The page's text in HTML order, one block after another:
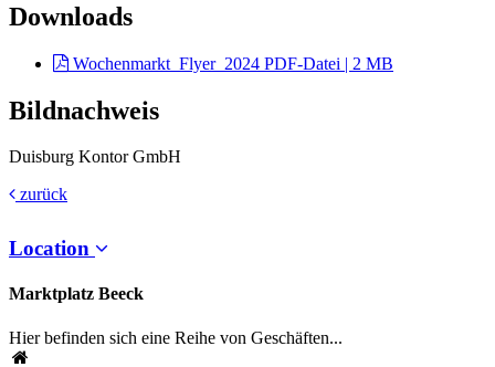
Downloads
Wochenmarkt_Flyer_2024 PDF-Datei | 2 MB
Bildnachweis
Duisburg Kontor GmbH
zurück
Location
Marktplatz Beeck
Hier befinden sich eine Reihe von Geschäften...